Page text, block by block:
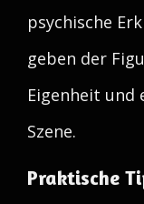
psychische
geben der
Eigenheit und
Szene.
Praktische